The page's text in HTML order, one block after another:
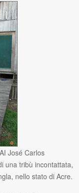
José Carlos
una tribù incontattata,
nello stato di Acre.